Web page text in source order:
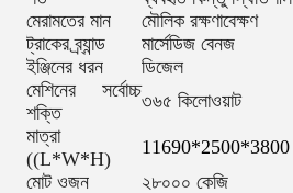
মেরামতের মান
মৌলিক রক্ষণাবেক্ষণ
ট্রাকের ব্র্যান্ড
মার্সেডিজ বেনজ
ইঞ্জিনের ধরন
ডিজেল
মেশিনের সর্বোচ্চ
শক্তি
৩৬৫ কিলোওয়াট
মাত্রা
((L*W*H)
11690*2500*3800
মোট ওজন
২৮০০০ কেজি